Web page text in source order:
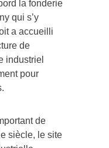
qui s’y
a accueilli
de
industriel
pour
siècle, le site